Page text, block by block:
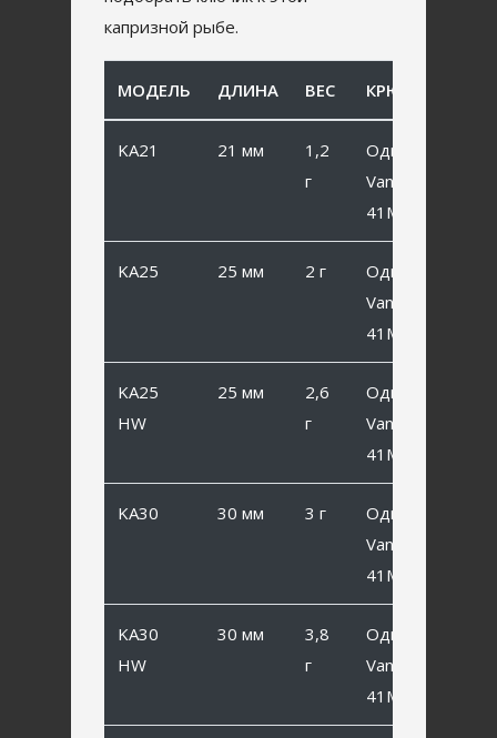
капризной рыбе.
МОДЕЛЬ ДЛИНА ВЕС КРЮЧОК
KA21 21 мм
1,2
г
Одинарный
Vanfook SP-
41MB #10
KA25 25 мм 2 г
Одинарный
Vanfook SP-
41MB #8
KA25
HW
25 мм
2,6
г
Одинарный
Vanfook SP-
41MB #8
KA30 30 мм 3 г
Одинарный
Vanfook SP-
41MB #6
KA30
HW
30 мм
3,8
г
Одинарный
Vanfook SP-
41MB #6